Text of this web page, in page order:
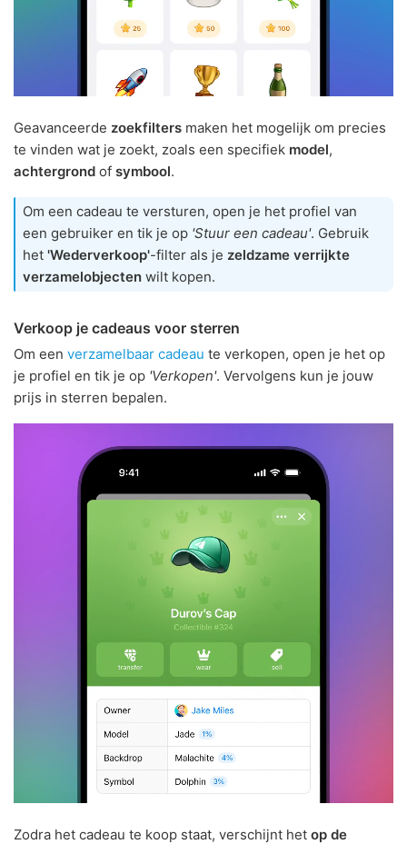
Geavanceerde zoekfilters maken het mogelijk om precies
te vinden wat je zoekt, zoals een specifiek model,
achtergrond of symbool.
Om een cadeau te versturen, open je het profiel van
een gebruiker en tik je op 'Stuur een cadeau'. Gebruik
het 'Wederverkoop'-filter als je zeldzame verrijkte
verzamelobjecten wilt kopen.
Verkoop je cadeaus voor sterren
Om een verzamelbaar cadeau te verkopen, open je het op
je profiel en tik je op 'Verkopen'. Vervolgens kun je jouw
prijs in sterren bepalen.
Zodra het cadeau te koop staat, verschijnt het op de